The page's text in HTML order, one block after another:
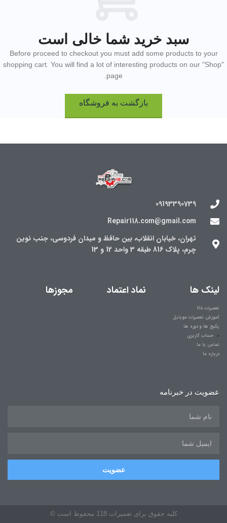
آشنایی با نرم افزار رایگان
فلش و آپدیت
حذف Frp
ترمیم بوت
سبد خرید شما خالی است
Before proceed to checkout you must add some products to your
shopping cart. You will find a lot of interesting products on our "Shop"
page.
بازگشت به فروشگاه
09193390739
Repair118.com@gmail.com
تهران، خیابان انقلاب، بین حافظ و میدان فردوسی، جنب نوین
چرم، پلاک 816 طبقه 3 واحد 12 و 13
لینک ها
تعمیرات 118
آموزش تعمیرات موبایل
پکیج ها و دوره ها
حساب کاربری
تماس با ما
درباره ما
نماد اعتماد مجوزها
عضویت در خبرنامه
عضویت
کلیه حقوق برای تعمیرات 118 محفوظ است ©